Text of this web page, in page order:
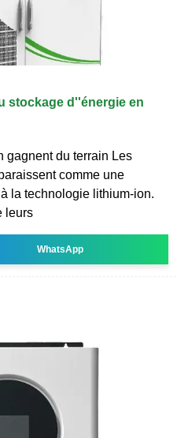
stockage d''énergie en
gagnent du terrain Les
comme une
la technologie lithium-ion.
leurs
WhatsApp